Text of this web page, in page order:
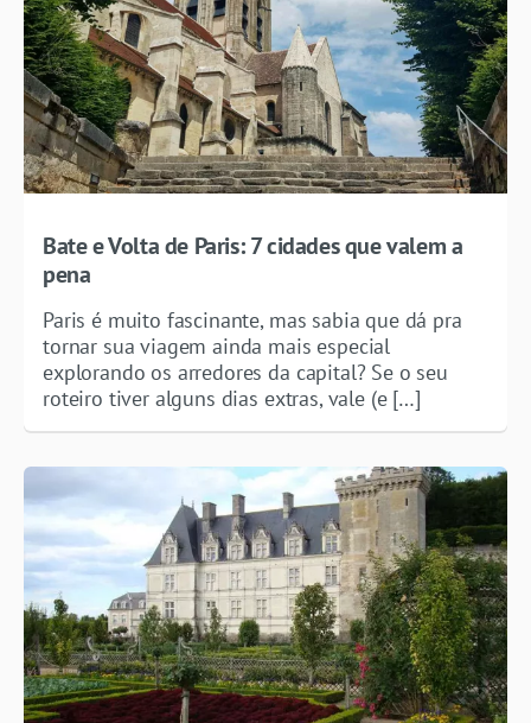
Bate e Volta de Paris: 7 cidades que valem a
pena
Paris é muito fascinante, mas sabia que dá pra
tornar sua viagem ainda mais especial
explorando os arredores da capital? Se o seu
roteiro tiver alguns dias extras, vale (e […]